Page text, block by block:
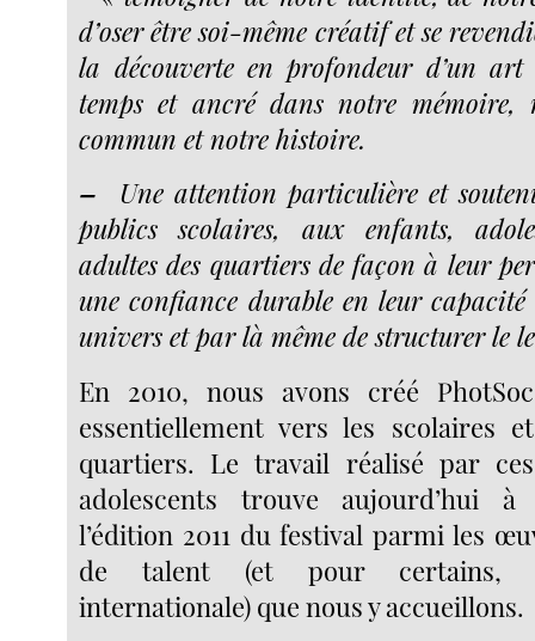
d’oser être soi-même créatif et se
la découverte en profondeur d’un
temps et ancré dans notre mémoire,
commun et notre histoire.
– Une attention particulière et
publics scolaires, aux enfants,
adultes des quartiers de façon à leur
une confiance durable en leur capacité
univers et par là même de structurer le
En 2010, nous avons créé
essentiellement vers les scolaires
quartiers. Le travail réalisé par
adolescents trouve aujourd’hui à
l’édition 2011 du festival parmi les
de talent (et pour certains,
internationale) que nous y accueillons.